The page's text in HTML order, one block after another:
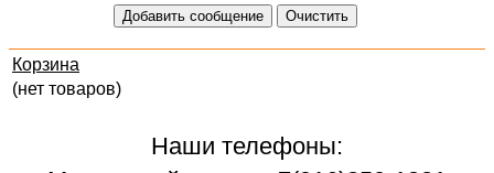
Корзина
(нет товаров)
Наши телефоны: